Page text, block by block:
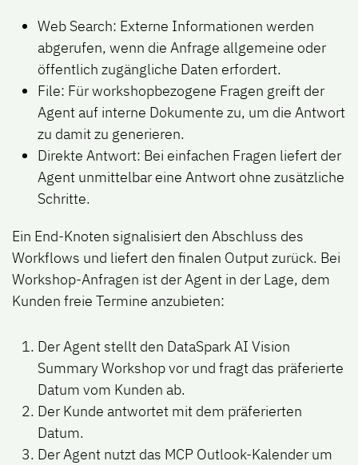
Web Search: Externe Informationen werden
abgerufen, wenn die Anfrage allgemeine oder
öffentlich zugängliche Daten erfordert.
File: Für workshopbezogene Fragen greift der
Agent auf interne Dokumente zu, um die Antwort
zu damit zu generieren.
Direkte Antwort: Bei einfachen Fragen liefert der
Agent unmittelbar eine Antwort ohne zusätzliche
Schritte.
Ein End-Knoten signalisiert den Abschluss des
Workflows und liefert den finalen Output zurück. Bei
Workshop-Anfragen ist der Agent in der Lage, dem
Kunden freie Termine anzubieten:
Der Agent stellt den DataSpark AI Vision
Summary Workshop vor und fragt das präferierte
Datum vom Kunden ab.
Der Kunde antwortet mit dem präferierten
Datum.
Der Agent nutzt das MCP Outlook-Kalender um